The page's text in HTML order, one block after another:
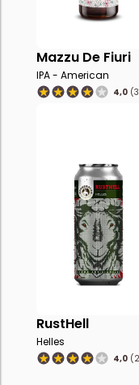
Mazzu De Fiuri
IPA - American
4,0
RustHell
Helles
4,0